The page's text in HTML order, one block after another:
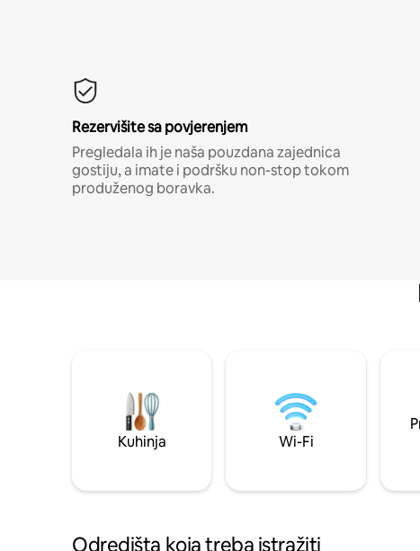
Rezervišite sa povjerenjem
Pregledala ih je naša pouzdana zajednica
gostiju, a imate i podršku non-stop tokom
produženog boravka.
Kuhinja Wi-Fi
Odredišta koja treba istražiti